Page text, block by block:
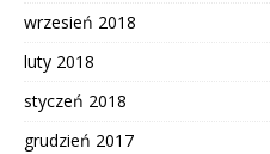
wrzesień 2018
luty 2018
styczeń 2018
grudzień 2017